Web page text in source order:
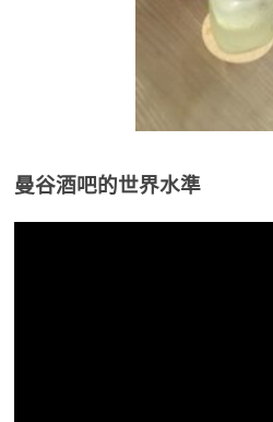
曼谷酒吧的世界水準